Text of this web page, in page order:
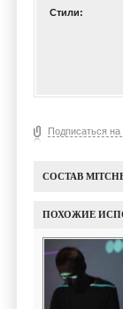
Стили:
Подписаться на
СОСТАВ
ПОХОЖИЕ